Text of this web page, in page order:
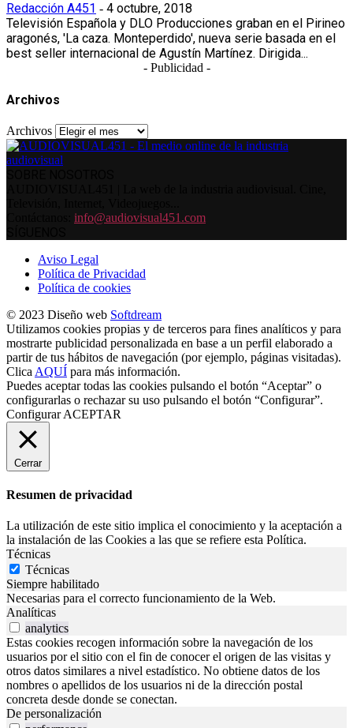
Redacción A451 - 4 octubre, 2018
Televisión Española y DLO Producciones graban en el Pirineo
aragonés, 'La caza. Monteperdido', nueva serie basada en el
best seller internacional de Agustín Martínez. Dirigida...
- Publicidad -
Archivos
Archivos
info@audiovisual451.com
Aviso Legal
Política de Privacidad
Política de cookies
© 2023 Diseño web Softdream
Utilizamos cookies propias y de terceros para fines analíticos y para
mostrarte publicidad personalizada en base a un perfil elaborado a
partir de tus hábitos de navegación (por ejemplo, páginas visitadas).
Clica AQUÍ para más información.
Puedes aceptar todas las cookies pulsando el botón “Aceptar” o
configurarlas o rechazar su uso pulsando el botón “Configurar”.
Configurar ACEPTAR
Cerrar
Resumen de privacidad
La utilización de este sitio implica el conocimiento y la aceptación a
la instalación de las Cookies a las que se refiere esta Política.
Técnicas
Técnicas
Siempre habilitado
Necesarias para el correcto funcionamiento de la Web.
Analíticas
analytics
Estas cookies recogen información sobre la navegación de los
usuarios por el sitio con el fin de conocer el origen de las visitas y
otros datos similares a nivel estadístico. No obtiene datos de los
nombres o apellidos de los usuarios ni de la dirección postal
concreta desde donde se conectan.
De personalización